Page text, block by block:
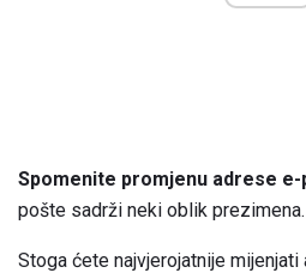
Spomenite promjenu adrese
pošte sadrži neki oblik prezimena.
Stoga ćete najvjerojatnije